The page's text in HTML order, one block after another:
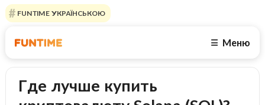
FUNTIME УКРАЇНСЬКОЮ
☰ Меню
Где лучше купить